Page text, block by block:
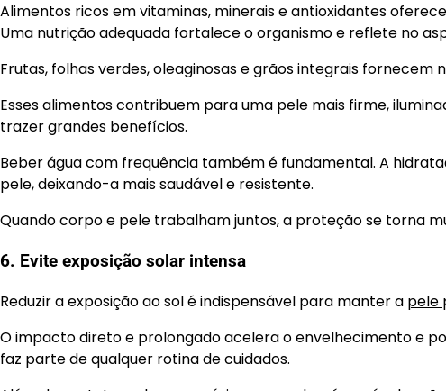
Alimentos ricos em vitaminas, minerais e antioxidantes
Uma nutrição adequada fortalece o organismo e reflete no
Frutas, folhas verdes, oleaginosas e grãos integrais
Esses alimentos contribuem para uma pele mais firme,
trazer grandes benefícios.
Beber água com frequência também é fundamental. A
pele, deixando-a mais saudável e resistente.
Quando corpo e pele trabalham juntos, a proteção se torna
6. Evite exposição solar intensa
Reduzir a exposição ao sol é indispensável para manter a pele
O impacto direto e prolongado acelera o envelhecimento e
faz parte de qualquer rotina de cuidados.